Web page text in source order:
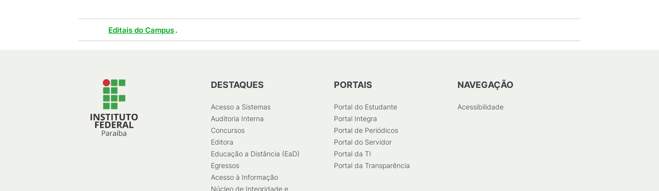
Editais do Campus.
DESTAQUES
Acesso a Sistemas
Auditoria Interna
Concursos
Editora
Educação a Distância (EaD)
Egressos
Acesso à Informação
Núcleo de Integridade e
PORTAIS
Portal do Estudante
Portal Integra
Portal de Periódicos
Portal do Servidor
Portal da TI
Portal da Transparência
NAVEGAÇÃO
Acessibilidade